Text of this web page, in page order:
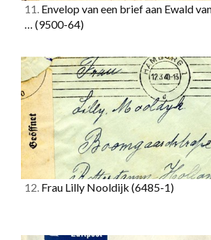
11. Envelop van een brief aan Ewald
… (9500-64)
12. Frau Lilly Nooldijk (6485-1)